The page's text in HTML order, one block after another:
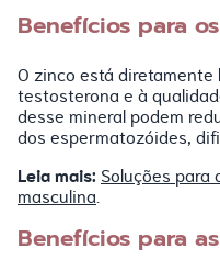
Benefícios para
O zinco está
testosterona e à
desse mineral podem
dos espermatozóides,
Leia mais:Soluções
masculina.
Benefícios para